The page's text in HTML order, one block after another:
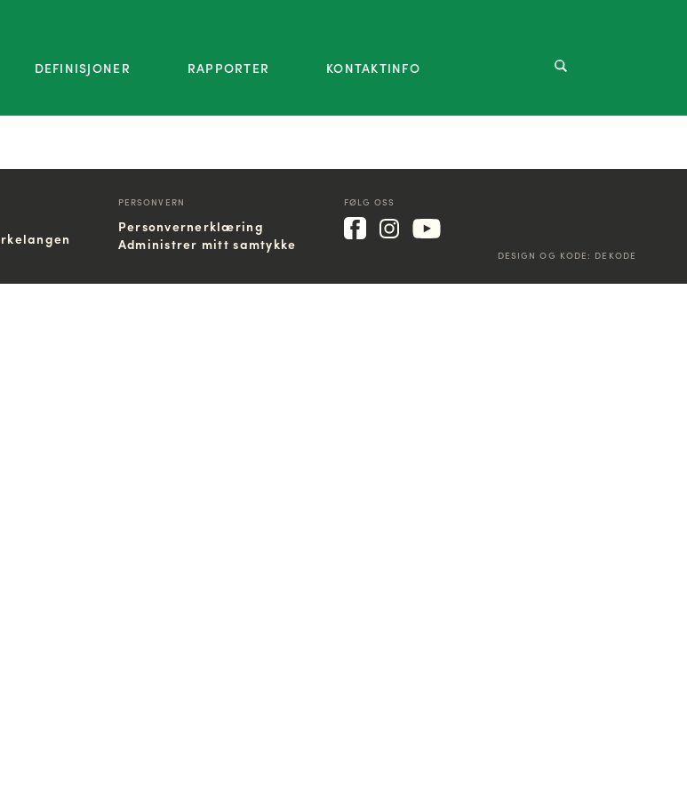
DEFINISJONER RAPPORTER KONTAKTINFO
PERSONVERN
Personvernerklæring
Administrer mitt samtykke
FØLG OSS
DESIGN OG KODE: DEKODE